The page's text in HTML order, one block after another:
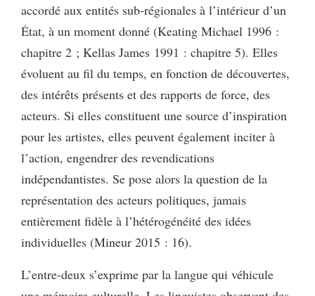
accordé aux entités sub-régionales à l’intérieur d’un
État, à un moment donné (Keating Michael 1996 :
chapitre 2 ; Kellas James 1991 : chapitre 5). Elles
évoluent au fil du temps, en fonction de découvertes,
des intérêts présents et des rapports de force, des
acteurs. Si elles constituent une source d’inspiration
pour les artistes, elles peuvent également inciter à
l’action, engendrer des revendications
indépendantistes. Se pose alors la question de la
représentation des acteurs politiques, jamais
entièrement fidèle à l’hétérogénéité des idées
individuelles (Mineur 2015 : 16).
L’entre-deux s’exprime par la langue qui véhicule